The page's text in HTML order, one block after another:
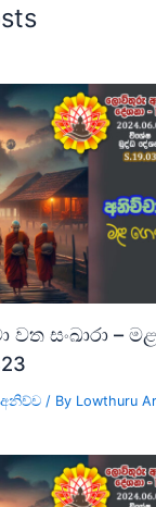
වත සංඛාරා –
අනිච්ච / By Lowthuru